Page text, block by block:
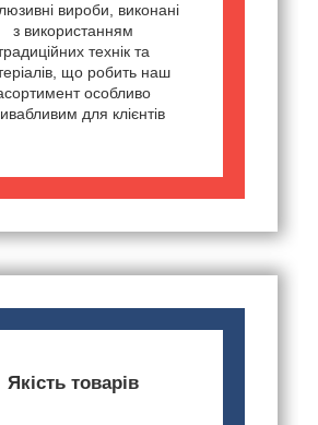
вироби, виконані
з використанням
технік та
що робить наш
особливо
для клієнтів
Якість товарів